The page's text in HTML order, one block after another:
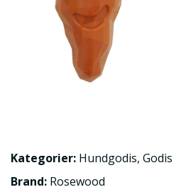
Kategorier: Hundgodis, Godis
Brand: Rosewood